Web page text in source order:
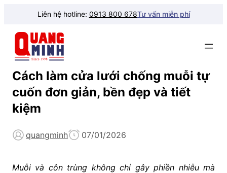
Liên hệ hotline: 0913 800 678Tư vấn miễn phí
Cách làm cửa lưới chống muỗi tự
cuốn đơn giản, bền đẹp và tiết
kiệm
quangminh 07/01/2026
Muỗi và côn trùng không chỉ gây phiền nhiễu mà